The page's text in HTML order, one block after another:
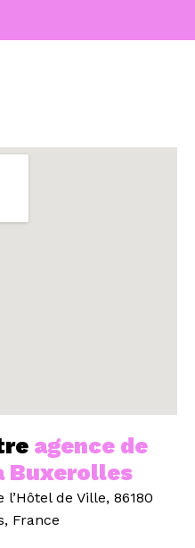
agence de
Buxerolles
l’Hôtel de Ville, 86180
France